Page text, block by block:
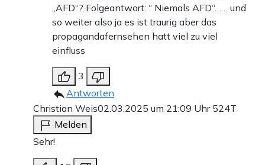
„AFD“? Folgeantwort: “ Niemals AFD“…… und
so weiter also ja es ist traurig aber das
propagandafernsehen hatt viel zu viel
einfluss
3
Antworten
Christian Weis02.03.2025 um 21:09 Uhr 524T
Melden
Sehr!